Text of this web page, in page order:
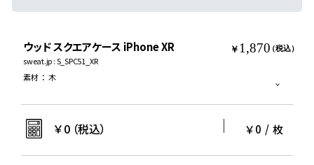
ウッド スクエアケース iPhone XR ￥ 1,870（税込）
sweat.jp : S_SPC51_XR
素材 ：木
￥0（税込） ￥0 /枚